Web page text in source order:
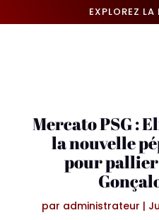
EXPLOREZ
Mercato PSG :
la nouvelle
pour pallier
par administrateur |